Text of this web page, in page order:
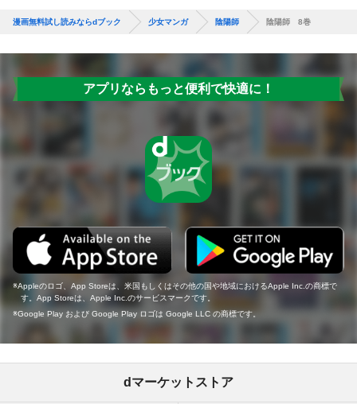
漫画無料試し読みならdブック 少女マンガ 陰陽師 陰陽師 8巻
アプリならもっと便利で快適に！
Appleのロゴ、App Storeは、米国もしくはその他の国や地域におけるApple Inc.の商標で
す。App Storeは、Apple Inc.のサービスマークです。
Google Play および Google Play ロゴは Google LLC の商標です。
dマーケットストア